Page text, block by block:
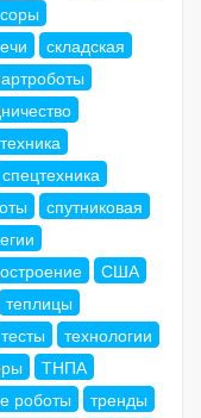
складская
спецтехника
спутниковая
США
теплицы
тесты
технологии
ТНПА
роботы
тренды